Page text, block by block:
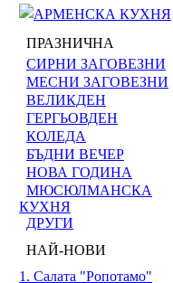
АРМЕНСКА КУХНЯ
ПРАЗНИЧНА
СИРНИ ЗАГОВЕЗНИ
МЕСНИ ЗАГОВЕЗНИ
ВЕЛИКДЕН
ГЕРГЬОВДЕН
КОЛЕДА
БЪДНИ ВЕЧЕР
НОВА ГОДИНА
МЮСЮЛМАНСКА
КУХНЯ
ДРУГИ
НАЙ-НОВИ
1. Салата "Ропотамо"